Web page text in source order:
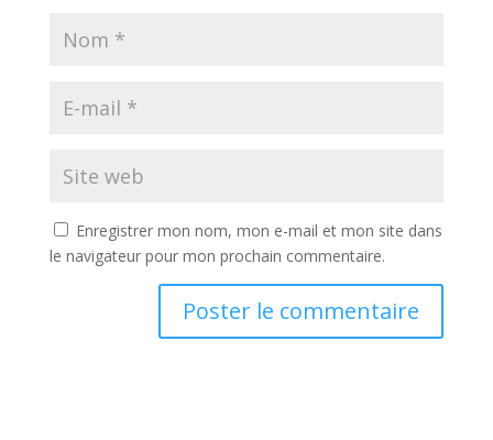
Enregistrer mon nom, mon e-mail et mon site dans
le navigateur pour mon prochain commentaire.